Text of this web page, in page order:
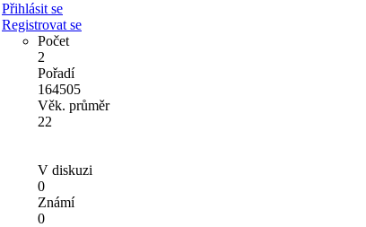
Přihlásit se
Registrovat se
Počet
2
Pořadí
164505
Věk. průměr
22
V diskuzi
0
Známí
0